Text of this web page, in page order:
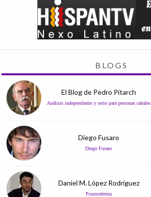
BLOGS
El Blog de Pedro Pitarch
Análisis independiente y serio para personas cabales
Diego Fusaro
Diego Fusaro
Daniel M. López Rodríguez
Posmodernia